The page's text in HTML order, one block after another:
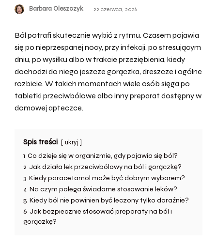
Barbara Oleszczyk
Opublikowane
22 czerwca, 2026
Ból potrafi skutecznie wybić z rytmu. Czasem pojawia
się po nieprzespanej nocy, przy infekcji, po stresującym
dniu, po wysiłku albo w trakcie przeziębienia, kiedy
dochodzi do niego jeszcze gorączka, dreszcze i ogólne
rozbicie. W takich momentach wiele osób sięga po
tabletki przeciwbólowe albo inny preparat dostępny w
domowej apteczce.
Spis treści ukryj
1 Co dzieje się w organizmie, gdy pojawia się ból?
2 Jak działa lek przeciwbólowy na ból i gorączkę?
3 Kiedy paracetamol może być dobrym wyborem?
4 Na czym polega świadome stosowanie leków?
5 Kiedy ból nie powinien być leczony tylko doraźnie?
6 Jak bezpiecznie stosować preparaty na ból i
gorączkę?